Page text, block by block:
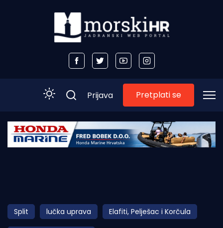
Početna
Obala
Otoci
Prijava Pretplati se
Split lučka uprava Elafiti, Pelješac i Korčula